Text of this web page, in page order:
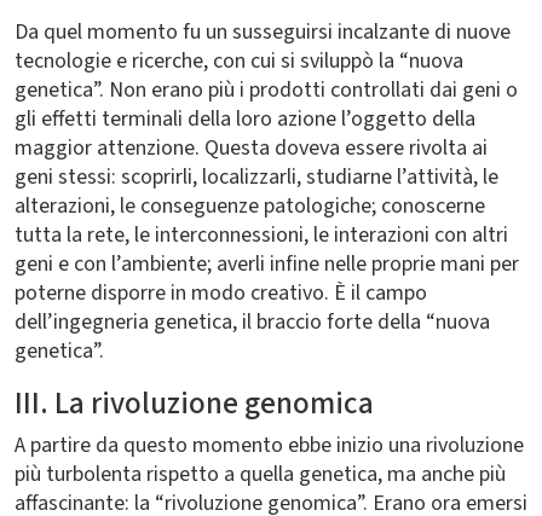
Da quel momento fu un susseguirsi incalzante di nuove
tecnologie e ricerche, con cui si sviluppò la “nuova
genetica”. Non erano più i prodotti controllati dai geni o
gli effetti terminali della loro azione l’oggetto della
maggior attenzione. Questa doveva essere rivolta ai
geni stessi: scoprirli, localizzarli, studiarne l’attività, le
alterazioni, le conseguenze patologiche; conoscerne
tutta la rete, le interconnessioni, le interazioni con altri
geni e con l’ambiente; averli infine nelle proprie mani per
poterne disporre in modo creativo. È il campo
dell’ingegneria genetica, il braccio forte della “nuova
genetica”.
III. La rivoluzione genomica
A partire da questo momento ebbe inizio una rivoluzione
più turbolenta rispetto a quella genetica, ma anche più
affascinante: la “rivoluzione genomica”. Erano ora emersi